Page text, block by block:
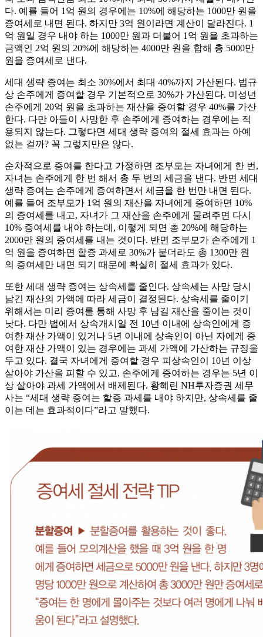
다. 예를 들어 1억 원의 경우에는 10%에 해당하는 1000만 원을
증여세로 내면 된다. 하지만 3억 원이라면 계산이 달라진다. 1
억 원일 경우 내야 하는 1000만 원과 더불어 1억 원을 초과하는
금액인 2억 원의 20%에 해당하는 4000만 원을 합해 총 5000만
원을 증여세로 낸다.
세대 생략 증여는 최소 30%에서 최대 40%까지 가산된다. 법규
상 손주에게 증여할 경우 기본적으로 30%가 가산된다. 미성년
손주에게 20억 원을 초과하는 재산을 증여할 경우 40%를 가산
한다. 다만 아들이 사망한 후 손주에게 증여하는 경우에는 적
용되지 않는다. 그렇다면 세대 생략 증여의 절세 효과는 아예
없는 걸까? 꼭 그렇지만은 않다.
순차적으로 증여를 한다고 가정하면 조부모는 자녀에게 한 번,
자녀는 손주에게 한 번 해서 총 두 번의 세금을 낸다. 반면 세대
생략 증여는 손주에게 증여하면서 세금을 한 번만 내면 된다.
예를 들어 조부모가 1억 원의 재산을 자녀에게 증여하면 10%
의 증여세를 내고, 자녀가 그 재산을 손주에게 물려주면 다시
10% 증여세를 내야 하는데, 이렇게 되면 총 20%에 해당하는
2000만 원의 증여세를 내는 것이다. 반면 조부모가 손주에게 1
억 원을 증여하면 할증 과세로 30%가 붙더라도 총 1300만 원
의 증여세만 내면 되기 때문에 확실히 절세 효과가 있다.
또한 세대 생략 증여는 상속세를 줄인다. 상속세는 사망 당시
남긴 재산의 가액에 따라 세금이 결정된다. 상속세를 줄이기
위해서는 미리 증여를 통해 사망 후 남길 재산을 줄이는 것이
낫다. 다만 법에서 상속개시일 전 10년 이내에 상속인에게 증
여한 재산 가액이 있거나 5년 이내에 상속인이 아닌 자에게 증
여한 재산 가액이 있는 경우에는 과세 가액에 가산하는 규정을
두고 있다. 결국 자녀에게 증여할 경우 피상속인이 10년 이상
살아야 가산을 피할 수 있고, 손주에게 증여하는 경우는 5년 이
상 살아야 과세 가액에서 배제된다. 황혜린 NH투자증권 세무
사는 “세대 생략 증여는 할증 과세를 내야 하지만, 상속세를 줄
이는 데는 효과적이다”라고 말했다.